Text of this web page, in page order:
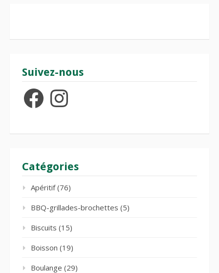
Suivez-nous
FacebookInstagram
Catégories
Apéritif(76)
BBQ-grillades-brochettes (5)
Biscuits (15)
Boisson (19)
Boulange (29)